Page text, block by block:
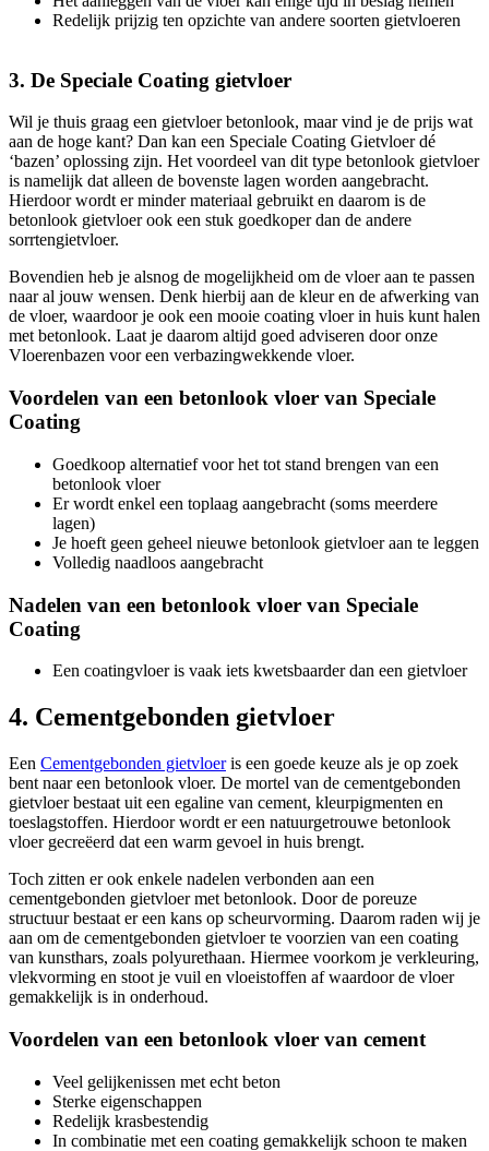
Redelijk prijzig ten opzichte van andere soorten gietvloeren
3. De Speciale Coating gietvloer
Wil je thuis graag een gietvloer betonlook, maar vind je de prijs wat
aan de hoge kant? Dan kan een Speciale Coating Gietvloer dé
‘bazen’ oplossing zijn. Het voordeel van dit type betonlook gietvloer
is namelijk dat alleen de bovenste lagen worden aangebracht.
Hierdoor wordt er minder materiaal gebruikt en daarom is de
betonlook gietvloer ook een stuk goedkoper dan de andere
sorrtengietvloer.
Bovendien heb je alsnog de mogelijkheid om de vloer aan te passen
naar al jouw wensen. Denk hierbij aan de kleur en de afwerking van
de vloer, waardoor je ook een mooie coating vloer in huis kunt halen
met betonlook. Laat je daarom altijd goed adviseren door onze
Vloerenbazen voor een verbazingwekkende vloer.
Voordelen van een betonlook vloer van Speciale
Coating
Goedkoop alternatief voor het tot stand brengen van een
betonlook vloer
Er wordt enkel een toplaag aangebracht (soms meerdere
lagen)
Je hoeft geen geheel nieuwe betonlook gietvloer aan te leggen
Volledig naadloos aangebracht
Nadelen van een betonlook vloer van Speciale
Coating
Een coatingvloer is vaak iets kwetsbaarder dan een gietvloer
4. Cementgebonden gietvloer
Een Cementgebonden gietvloeris een goede keuze als je op zoek
bent naar een betonlook vloer. De mortel van de cementgebonden
gietvloer bestaat uit een egaline van cement, kleurpigmenten en
toeslagstoffen. Hierdoor wordt er een natuurgetrouwe betonlook
vloer gecreëerd dat een warm gevoel in huis brengt.
Toch zitten er ook enkele nadelen verbonden aan een
cementgebonden gietvloer met betonlook. Door de poreuze
structuur bestaat er een kans op scheurvorming. Daarom raden wij je
aan om de cementgebonden gietvloer te voorzien van een coating
van kunsthars, zoals polyurethaan. Hiermee voorkom je verkleuring,
vlekvorming en stoot je vuil en vloeistoffen af waardoor de vloer
gemakkelijk is in onderhoud.
Voordelen van een betonlook vloer van cement
Veel gelijkenissen met echt beton
Sterke eigenschappen
Redelijk krasbestendig
In combinatie met een coating gemakkelijk schoon te maken